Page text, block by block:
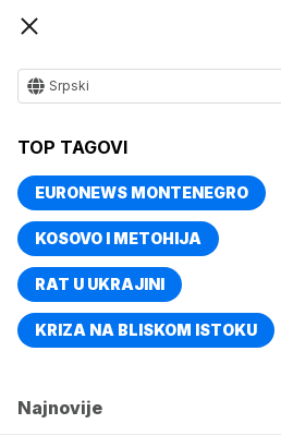
Srpski
TOP TAGOVI
EURONEWS MONTENEGRO
KOSOVO I METOHIJA
RAT U UKRAJINI
KRIZA NA BLISKOM ISTOKU
Najnovije
TOP
Naslovna Svet
Plaže na
zbog